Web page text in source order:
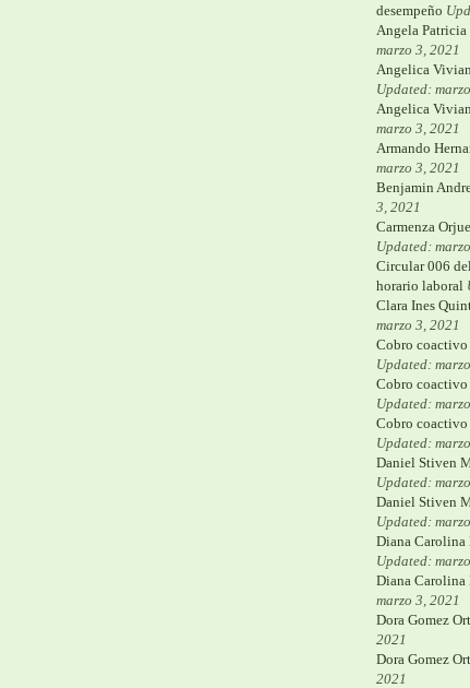
desempeño
Angela
marzo 3, 2021
Angelica
Updated:
Angelica
marzo 3, 2021
Armando
marzo 3, 2021
Benjamin
3, 2021
Carmenza
Updated:
Circular 006
horario laboral
Clara Ines
marzo 3, 2021
Cobro
Updated:
Cobro coactivo
Updated:
Cobro
Updated:
Daniel Stiven
Updated:
Daniel Stiven
Updated:
Diana Carolina
Updated:
Diana Carolina
marzo 3, 2021
Dora Gomez
2021
Dora Gomez
2021